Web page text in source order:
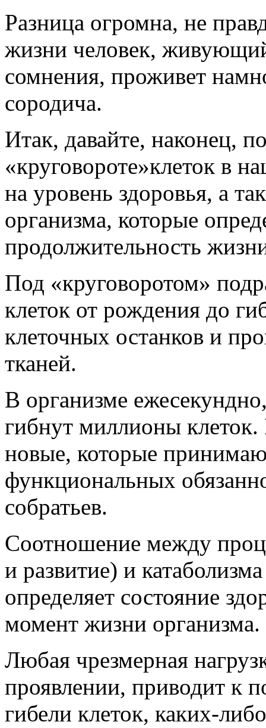
Разница огромна, не
жизни человек,
сомнения, проживет
сородича.
Итак, давайте, наконец,
«круговороте»клеток в
на уровень здоровья, а
организма, которые
продолжительность
Под «круговоротом»
клеток от рождения до
клеточных останков и
тканей.
В организме
гибнут миллионы
новые, которые
функциональных
собратьев.
Соотношение между
и развитие) и
определяет состояние
момент жизни организма.
Любая чрезмерная
проявлении, приводит к
гибели клеток, каких-